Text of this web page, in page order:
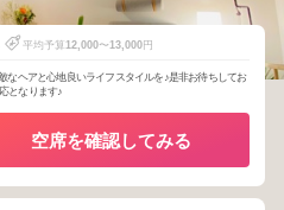
平均予算12,000〜13,000円
ヘアと心地良いライフスタイルを♪是非お待ちしてお
となります♪
空席を確認してみる